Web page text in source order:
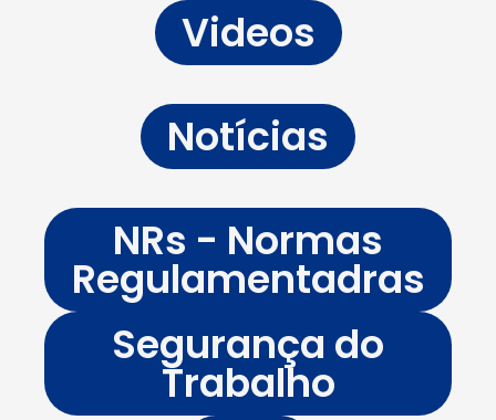
Videos
Notícias
NRs - Normas
Regulamentadras
Segurança do
Trabalho